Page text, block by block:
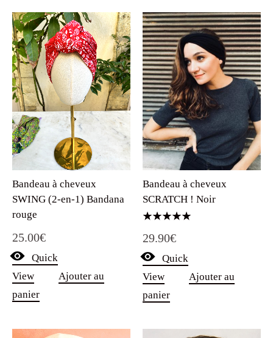
Bandeau à cheveux
SWING (2-en-1) Bandana
rouge
25.00€
Quick
View
Ajouter au
panier
Bandeau à cheveux
SCRATCH ! Noir
5.00
29.90€
Quick
View
Ajouter au
panier